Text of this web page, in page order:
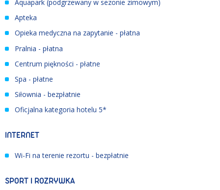
Aquapark (podgrzewany w sezonie zimowym)
Apteka
Opieka medyczna na zapytanie - płatna
Pralnia - płatna
Centrum piękności - płatne
Spa - płatne
Siłownia - bezpłatnie
Oficjalna kategoria hotelu 5*
INTERNET
Wi-Fi na terenie rezortu - bezpłatnie
SPORT I ROZRYWKA